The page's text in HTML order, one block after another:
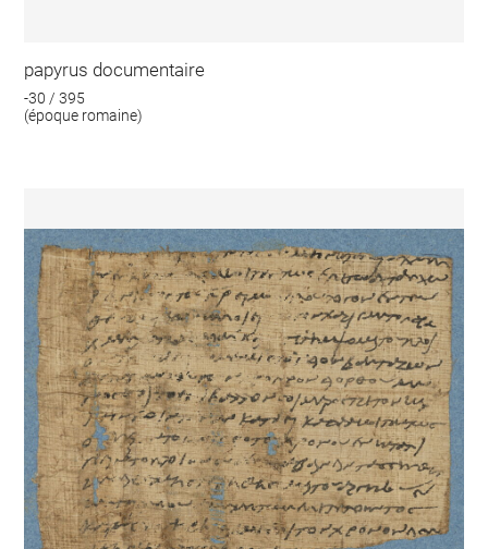
papyrus documentaire
-30 / 395
(époque romaine)